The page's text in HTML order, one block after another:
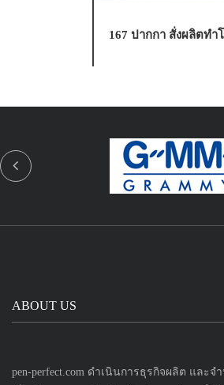
167 ปากกา สั่งผลิตทำ
ABOUT US
pen-perfect.com ดำเนินการธุรกิจผลิต และจ